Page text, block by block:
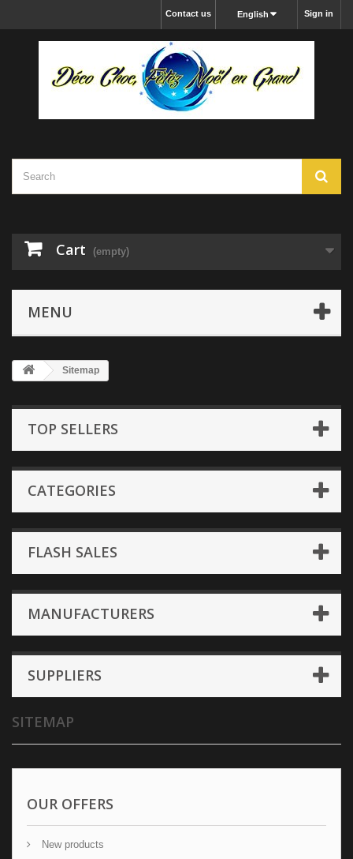
Sign in
English
Contact us
Cart (empty)
MENU
Sitemap
TOP SELLERS
CATEGORIES
FLASH SALES
MANUFACTURERS
SUPPLIERS
SITEMAP
OUR OFFERS
New products